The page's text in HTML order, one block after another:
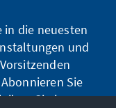
in die neuesten
und
Sie
Sie immer